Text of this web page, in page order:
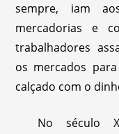
sempre, iam
mercadorias e
trabalhadores
os mercados
calçado com o
No século